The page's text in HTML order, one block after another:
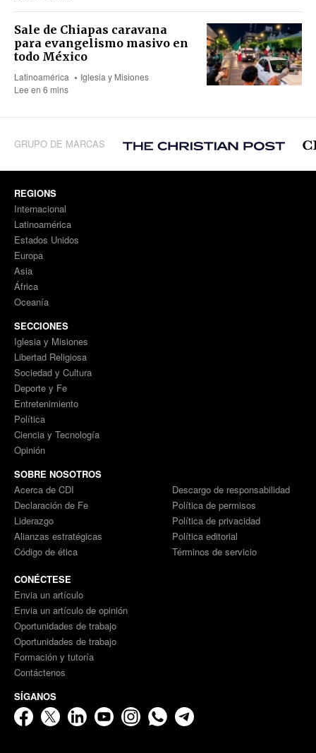
Sale de Chiapas caravana
para evangelismo masivo en
todo México
Latinoamérica
Iglesia y Misiones
Lee en 6 mins
GRUPO DE MARCAS
REGIONS
Internacional
Latinoamérica
Estados Unidos
Europa
Asia
África
Oceanía
SECCIONES
Iglesia y Misiones
Libertad Religiosa
Sociedad y Cultura
Deporte y Fe
Entretenimiento
Política
Ciencia y Tecnología
Opinión
SOBRE NOSOTROS
Acerca de CDI
Declaración de Fe
Liderazgo
Alianzas estratégicas
Código de ética
Descargo de responsabilidad
Política de permisos
Política de privacidad
Política editorial
Términos de servicio
CONÉCTESE
Envia un artículo
Envia un artículo de opinión
Oportunidades de trabajo
Oportunidades de trabajo
Formación y tutoría
Contáctenos
SÍGANOS